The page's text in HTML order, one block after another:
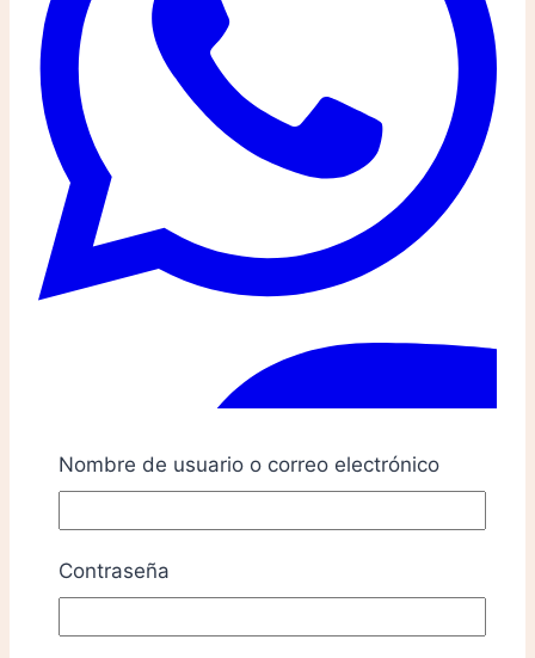
Nombre de usuario o correo electrónico
Contraseña